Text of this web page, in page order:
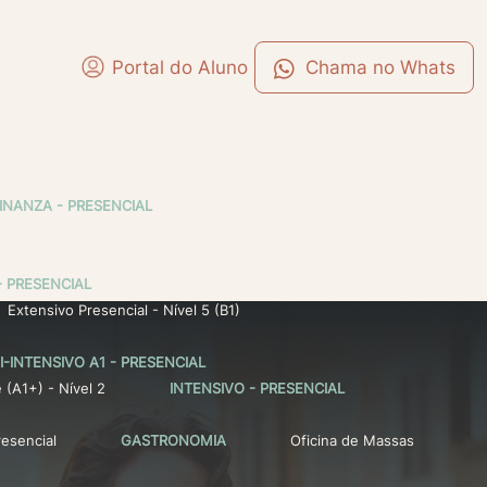
Portal do Aluno
- PRESENCIAL
Extensivo Presencial - Nível 5 (B1)
INTENSIVO A1 - PRESENCIAL
(A1+) - Nível 2
INTENSIVO - PRESENCIAL
GASTRONOMIA Oficina de Massas